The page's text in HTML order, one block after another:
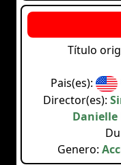
Título
Pais(es):
Director(es):
Danielle
Genero: